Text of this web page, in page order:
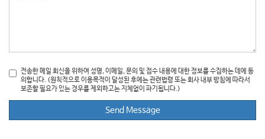
전송한 메일 회신을 위하여 성명, 이메일, 문의 및 접수 내용에 대한 정보를 수집하는 데에 동
의합니다. (원칙적으로 이용목적이 달성된 후에는 관련법령 또는 회사 내부 방침에 따라서
보존할 필요가 있는 경우를 제외하고는 지체없이 파기됩니다.)